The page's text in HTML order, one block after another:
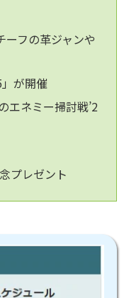
ーフの革ジャンや
が開催
エネミー掃討戦’2
プレゼント